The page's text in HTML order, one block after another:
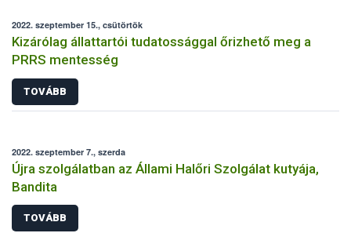
2022. szeptember 15., csütörtök
Kizárólag állattartói tudatossággal őrizhető meg a
PRRS mentesség
TOVÁBB
2022. szeptember 7., szerda
Újra szolgálatban az Állami Halőri Szolgálat kutyája,
Bandita
TOVÁBB